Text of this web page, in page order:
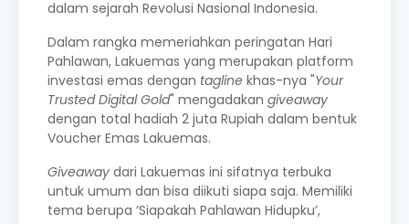
dalam sejarah Revolusi Nasional Indonesia.
Dalam rangka memeriahkan peringatan Hari
Pahlawan, Lakuemas yang merupakan platform
investasi emas dengan tagline khas-nya "Your
Trusted Digital Gold" mengadakan giveaway
dengan total hadiah 2 juta Rupiah dalam bentuk
Voucher Emas Lakuemas.
Giveaway dari Lakuemas ini sifatnya terbuka
untuk umum dan bisa diikuti siapa saja. Memiliki
tema berupa ‘Siapakah Pahlawan Hidupku’,